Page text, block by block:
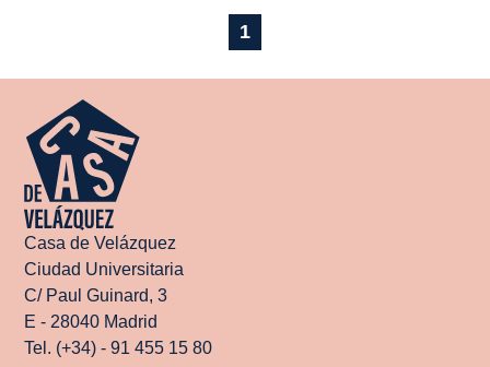
1
Casa de Velázquez
Ciudad Universitaria
C/ Paul Guinard, 3
E - 28040 Madrid
Tel. (+34) - 91 455 15 80